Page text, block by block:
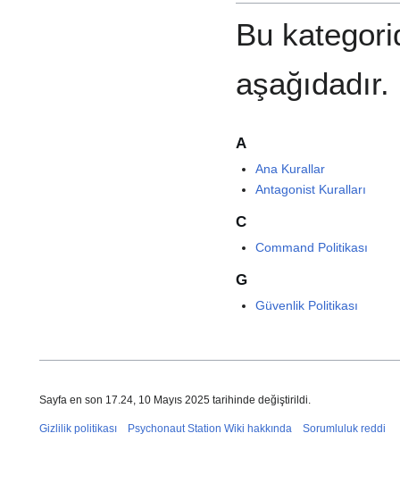
Bu
aşağıdadır.
A
Ana Kurallar
Antagonist Kuralları
C
Command Politikası
G
Güvenlik Politikası
Sayfa en son 17.24, 10 Mayıs 2025 tarihinde değiştirildi.
Gizlilik politikası Psychonaut Station Wiki hakkında Sorumluluk reddi